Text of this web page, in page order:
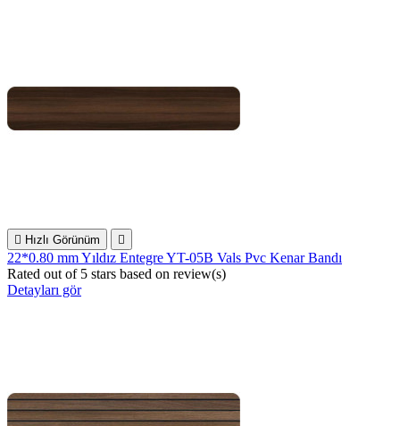
 Hızlı Görünüm 
22*0.80 mm Yıldız Entegre YT-05B Vals Pvc Kenar Bandı
Rated out of 5 stars based on review(s)
Detayları gör